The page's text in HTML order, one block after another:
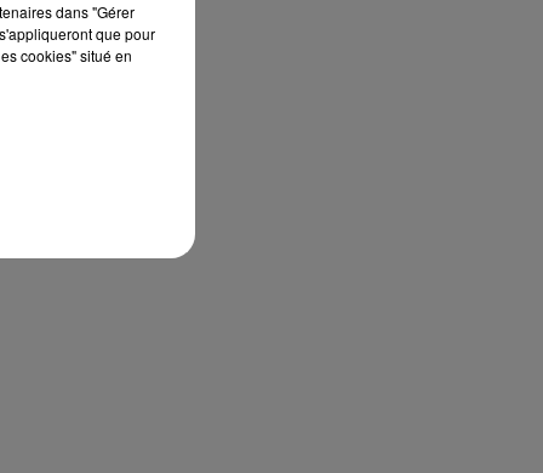
dans "Gérer
que pour
cookies" situé en